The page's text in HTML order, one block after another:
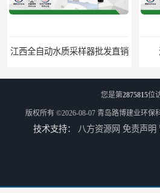
江西全自动水质采样器批发直销
您是第2875815位
版权所有 ©2026-08-07 青岛路博建业环保
技术支持： 八方资源网 免责声明